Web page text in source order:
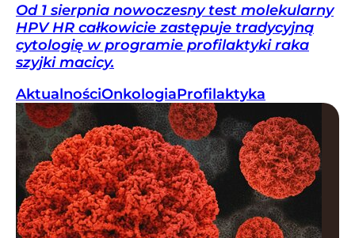
Od 1 sierpnia nowoczesny test molekularny
HPV HR całkowicie zastępuje tradycyjną
cytologię w programie profilaktyki raka
szyjki macicy.
AktualnościOnkologiaProfilaktyka